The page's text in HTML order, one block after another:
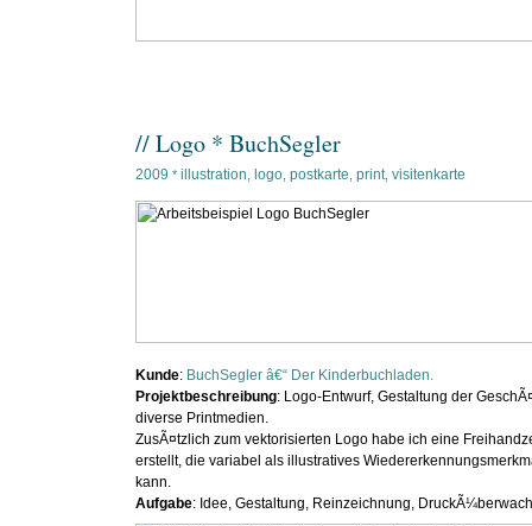
// Logo * BuchSegler
2009 * illustration logo postkarte print visitenkarte
Kunde: BuchSegler â€“ Der Kinderbuchladen.
Projektbeschreibung: Logo-Entwurf, Gestaltung der
diverse Printmedien.
ZusÃ¤tzlich zum vektorisierten Logo habe ich eine
erstellt, die variabel als illustratives
kann.
Aufgabe: Idee, Gestaltung, Reinzeichnung,